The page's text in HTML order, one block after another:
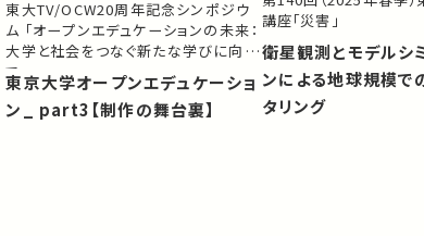
東大TV/OCW20周年記念シンポジウ
ム 「オープンエデュケーションの未来：
大学と社会をつなぐ新たな学びに向け
て」
東京大学オープンエデュケーショ
ン_ part3【制作の舞台裏】
講座「災害」
衛星観測とモデルシ
ンによる地球規模で
タリング